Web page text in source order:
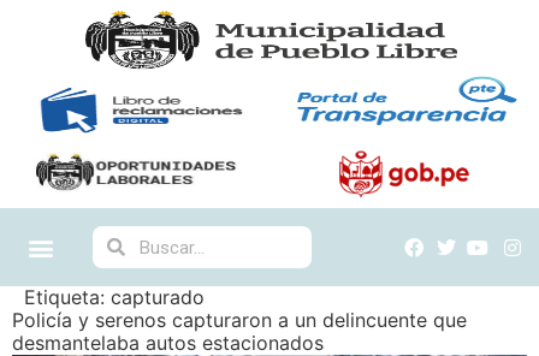
Etiqueta: capturado
Policía y serenos capturaron a un delincuente que
desmantelaba autos estacionados